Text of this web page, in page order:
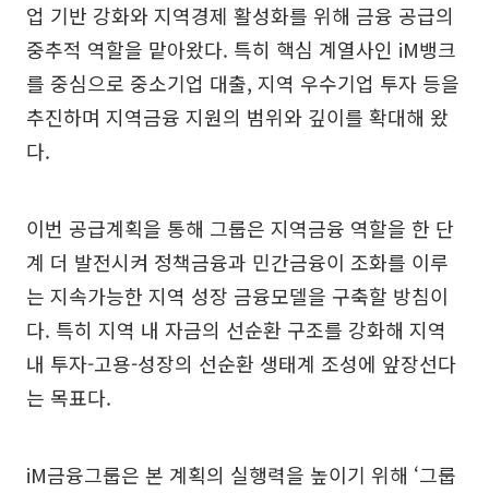
업 기반 강화와 지역경제 활성화를 위해 금융 공급의
중추적 역할을 맡아왔다. 특히 핵심 계열사인 iM뱅크
를 중심으로 중소기업 대출, 지역 우수기업 투자 등을
추진하며 지역금융 지원의 범위와 깊이를 확대해 왔
다.
이번 공급계획을 통해 그룹은 지역금융 역할을 한 단
계 더 발전시켜 정책금융과 민간금융이 조화를 이루
는 지속가능한 지역 성장 금융모델을 구축할 방침이
다. 특히 지역 내 자금의 선순환 구조를 강화해 지역
내 투자-고용-성장의 선순환 생태계 조성에 앞장선다
는 목표다.
iM금융그룹은 본 계획의 실행력을 높이기 위해 ‘그룹